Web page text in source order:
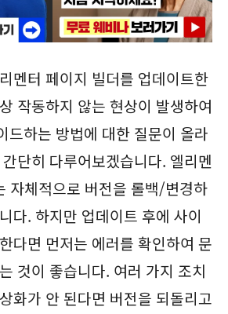
멘터 페이지 빌더를 업데이트한
작동하지 않는 현상이 발생하여
드하는 방법에 대한 질문이 올라
단히 다루어보겠습니다. 엘리멘
체적으로 버전을 롤백/변경하
다. 하지만 업데이트 후에 사이
다면 먼저는 에러를 확인하여 문
것이 좋습니다. 여러 가지 조치
화가 안 된다면 버전을 되돌리고